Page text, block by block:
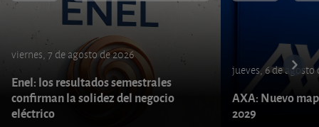
viernes, 7 de agosto de 2026
Enel: los resultados semestrales
confirman la solidez del negocio
eléctrico
jueves, 6 de agosto
AXA: Nuevo
2029